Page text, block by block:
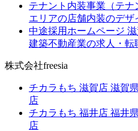
テナント内装事業（テナ
エリアの店舗内装のデ
中途採用ホームページ
建築不動産業の求人・転
株式会社freesia
チカラもち 滋賀店 滋賀
店
チカラもち 福井店 福井
店